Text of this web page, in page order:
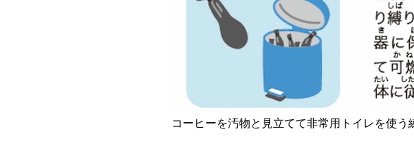
コーヒーを汚物と見立てて非常用トイレを使う